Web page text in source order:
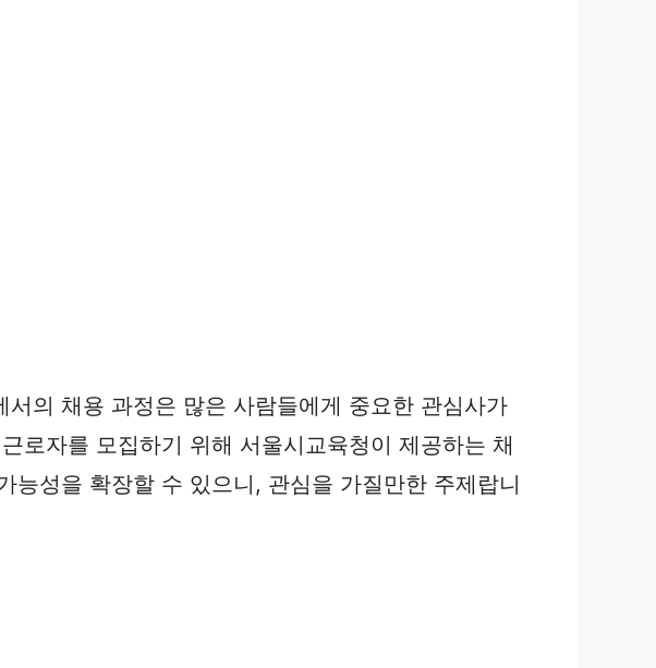
의 채용 과정은 많은 사람들에게 중요한 관심사가
로자를 모집하기 위해 서울시교육청이 제공하는 채
성을 확장할 수 있으니, 관심을 가질만한 주제랍니